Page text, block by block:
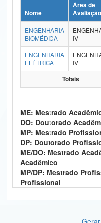
Ministério da Ciência, Tecnologia,
Ministério do Meio Ambiente
Ministério do Turismo
Ministério do Desenvolvimento
Ministério da Mulher, da Família e dos
Secretaria-Geral
Secretaria de Governo
Gabinete de Segurança Institucional
Nome
Área de
Avaliação
ENGENHARIA
BIOMÉDICA
IV
ENGENHARIA
ELÉTRICA
IV
Totais
ME: Mestrado
DO: Doutorado
MP: Mestrado
DP: Doutorado
ME/DO: Mestrado
Acadêmico
MP/DP: Mestrado
Profissional